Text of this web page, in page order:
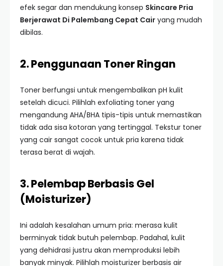
efek segar dan mendukung konsep Skincare Pria
Berjerawat Di Palembang Cepat Cair yang mudah
dibilas.
2. Penggunaan Toner Ringan
Toner berfungsi untuk mengembalikan pH kulit
setelah dicuci. Pilihlah exfoliating toner yang
mengandung AHA/BHA tipis-tipis untuk memastikan
tidak ada sisa kotoran yang tertinggal. Tekstur toner
yang cair sangat cocok untuk pria karena tidak
terasa berat di wajah.
3. Pelembap Berbasis Gel
(Moisturizer)
Ini adalah kesalahan umum pria: merasa kulit
berminyak tidak butuh pelembap. Padahal, kulit
yang dehidrasi justru akan memproduksi lebih
banyak minyak. Pilihlah moisturizer berbasis air